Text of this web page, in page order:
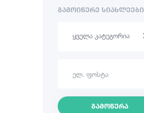
ᲒᲐᲛᲝᲘᲬᲔᲠᲔ ᲡᲘᲐᲮᲚᲔᲔᲑᲘ
ყველა კატეგორია
კულინარია
გამოწერა